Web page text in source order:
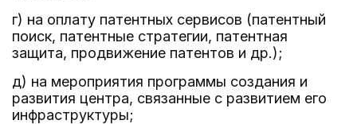
г) на оплату патентных сервисов (патентный
поиск, патентные стратегии, патентная
защита, продвижение патентов и др.);
д) на мероприятия программы создания и
развития центра, связанные с развитием его
инфраструктуры;